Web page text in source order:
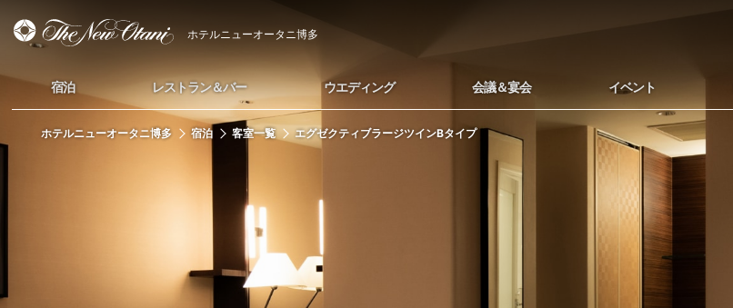
ホテルニューオータニ博多
宿泊 レストラン＆バー ウエディング 会議＆宴会 イベント
ホテルニューオータニ博多 宿泊 客室一覧 エグゼクティブラージツインBタイプ